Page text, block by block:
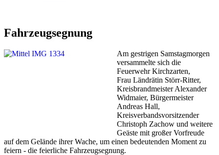
Fahrzeugsegnung
Am gestrigen Samstagmorgen
versammelte sich die
Feuerwehr Kirchzarten,
Frau Ländrätin Störr-Ritter,
Kreisbrandmeister Alexander
Widmaier, Bürgermeister
Andreas Hall,
Kreisverbandsvorsitzender
Christoph Zachow und weitere
Geäste mit großer Vorfreude
auf dem Gelände ihrer Wache, um einen bedeutenden Moment zu
feiern - die feierliche Fahrzeugsegnung.